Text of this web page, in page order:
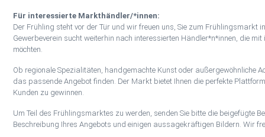
Für interessierte Markthändler/*innen:
Der Frühling steht vor der Tür und wir freuen uns, Sie zum Frühlingsmarkt
Gewerbeverein sucht weiterhin nach interessierten Händler*n*innen, die
möchten.
Ob regionale Spezialitäten, handgemachte Kunst oder außergewöhnliche
das passende Angebot finden. Der Markt bietet Ihnen die perfekte
Kunden zu gewinnen.
Um Teil des Frühlingsmarktes zu werden, senden Sie bitte die beigefügte
Beschreibung Ihres Angebots und einigen aussagekräftigen Bildern. Wir